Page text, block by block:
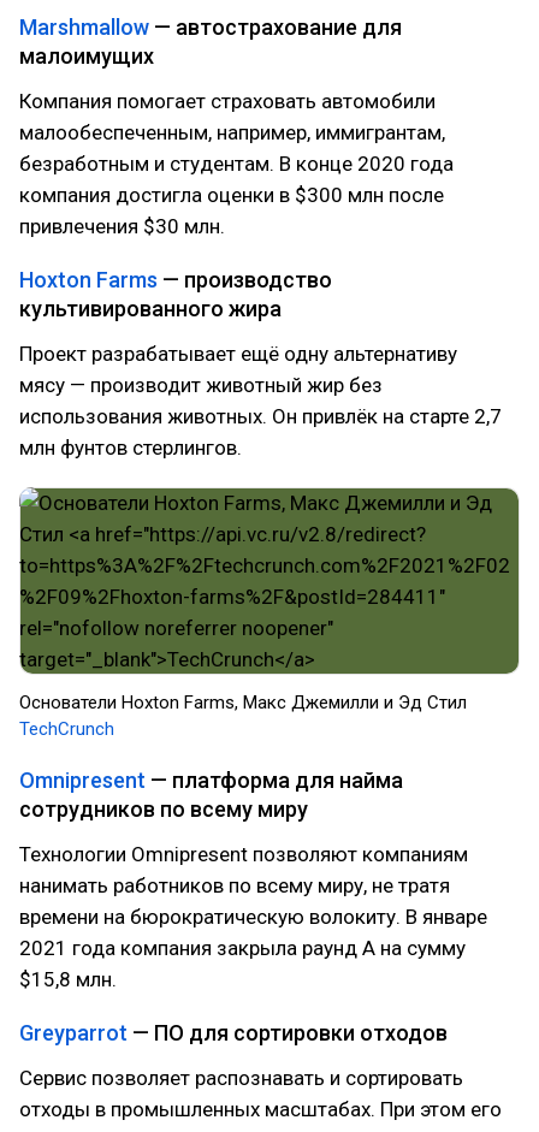
Marshmallow — автострахование для
малоимущих
Компания помогает страховать автомобили
малообеспеченным, например, иммигрантам,
безработным и студентам. В конце 2020 года
компания достигла оценки в $300 млн после
привлечения $30 млн.
Hoxton Farms — производство
культивированного жира
Проект разрабатывает ещё одну альтернативу
мясу — производит животный жир без
использования животных. Он привлёк на старте 2,7
млн фунтов стерлингов.
Основатели Hoxton Farms, Макс Джемилли и Эд Стил
TechCrunch
Omnipresent — платформа для найма
сотрудников по всему миру
Технологии Omnipresent позволяют компаниям
нанимать работников по всему миру, не тратя
времени на бюрократическую волокиту. В январе
2021 года компания закрыла раунд А на сумму
$15,8 млн.
Greyparrot — ПО для сортировки отходов
Сервис позволяет распознавать и сортировать
отходы в промышленных масштабах. При этом его